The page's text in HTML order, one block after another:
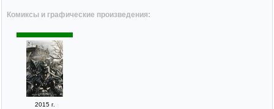
Комиксы и графические произведения:
2015 г.